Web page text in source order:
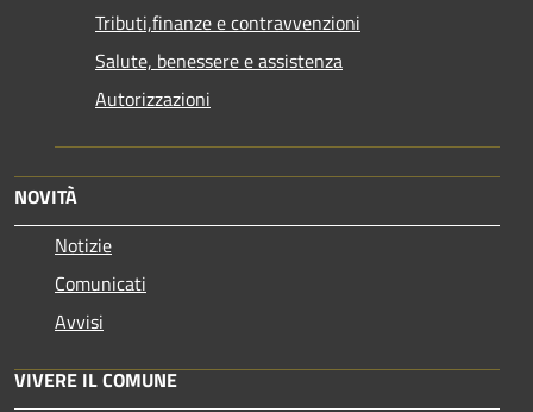
Tributi,finanze e contravvenzioni
Salute, benessere e assistenza
Autorizzazioni
NOVITÀ
Notizie
Comunicati
Avvisi
VIVERE IL COMUNE